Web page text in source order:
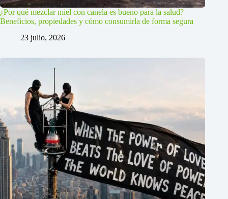
¿Por qué mezclar miel con canela es bueno para la salud?
Beneficios, propiedades y cómo consumirla de forma segura
23 julio, 2026